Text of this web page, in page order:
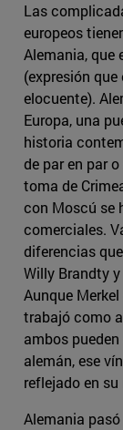
Las
europeos
Alemania, que
(expresión
elocuente).
Europa, una
historia
de par en par
toma de
con Moscú se
comerciales.
diferencias
Willy Brandty
Aunque
trabajó como
ambos
alemán, ese
reflejado en
Alemania